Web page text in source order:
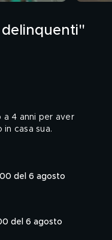
delinquenti"
a 4 anni per aver
casa sua.
del 6 agosto
del 6 agosto